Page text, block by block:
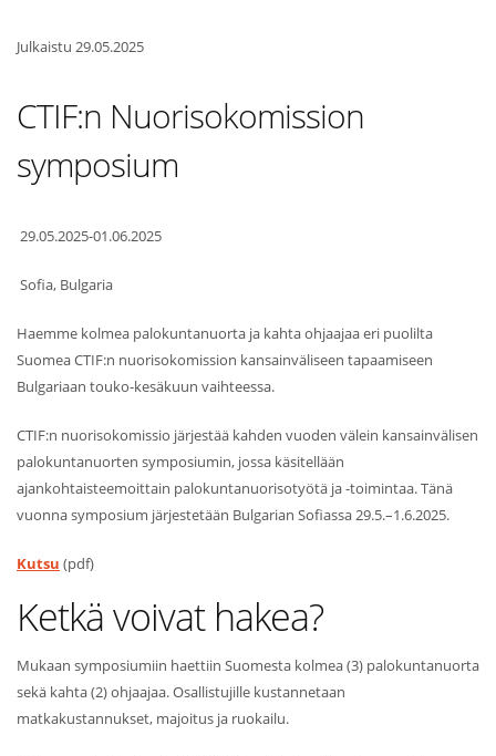
Julkaistu 29.05.2025
CTIF:n Nuorisokomission
symposium
29.05.2025-01.06.2025
Sofia, Bulgaria
Haemme kolmea palokuntanuorta ja kahta ohjaajaa eri puolilta
Suomea CTIF:n nuorisokomission kansainväliseen tapaamiseen
Bulgariaan touko-kesäkuun vaihteessa.
CTIF:n nuorisokomissio järjestää kahden vuoden välein kansainvälisen
palokuntanuorten symposiumin, jossa käsitellään
ajankohtaisteemoittain palokuntanuorisotyötä ja -toimintaa. Tänä
vuonna symposium järjestetään Bulgarian Sofiassa 29.5.–1.6.2025.
Kutsu (pdf)
Ketkä voivat hakea?
Mukaan symposiumiin haettiin Suomesta kolmea (3) palokuntanuorta
sekä kahta (2) ohjaajaa. Osallistujille kustannetaan
matkakustannukset, majoitus ja ruokailu.